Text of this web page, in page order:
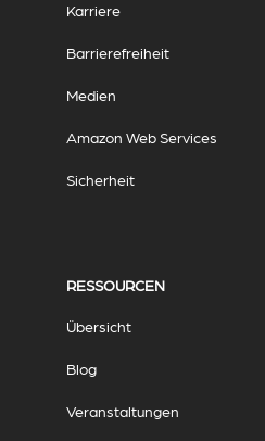
Karriere
Barrierefreiheit
Medien
Amazon Web Services
Sicherheit
RESSOURCEN
Übersicht
Blog
Veranstaltungen